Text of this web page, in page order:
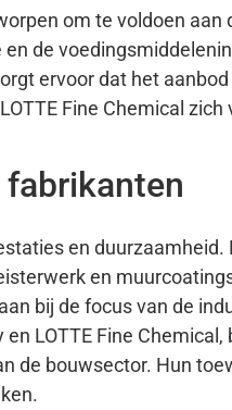
om te voldoen aan
de
ervoor dat het
Fine Chemical zich
en duurzaamheid.
en
bij de focus van de
LOTTE Fine Chemical,
de bouwsector. Hun